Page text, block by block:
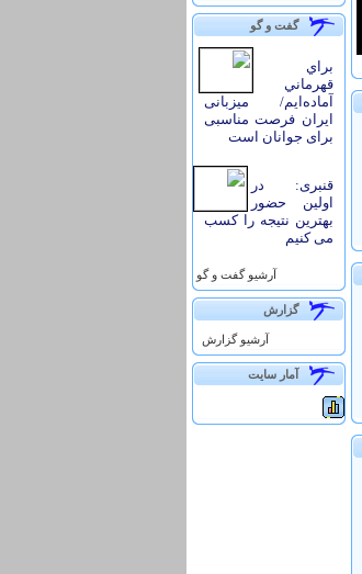
گفت و گو
براي
قهرماني
آماده‌ايم/ میزبانی
ایران فرصت مناسبی
برای جوانان است
قنبری: در
اولین حضور
بهترین نتیجه را کسب
می کنیم
آرشيو گفت و گو
گزارش
آرشيو گزارش
آمار سايت